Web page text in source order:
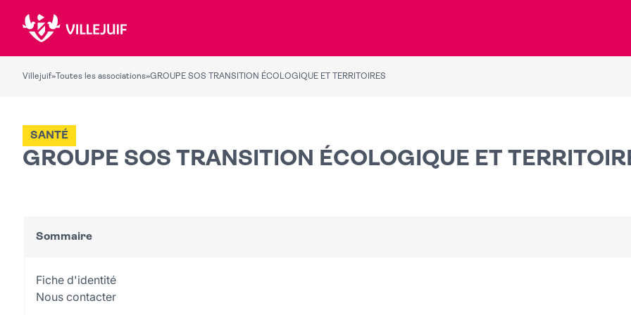
Villejuif» Toutes les associations»GROUPE SOS TRANSITION ÉCOLOGIQUE ET TERRITOIRES
GROUPE SOS TRANSITION ÉCOLOGIQUE ET
SANTÉ
Sommaire
Fiche d'identité
Nous contacter